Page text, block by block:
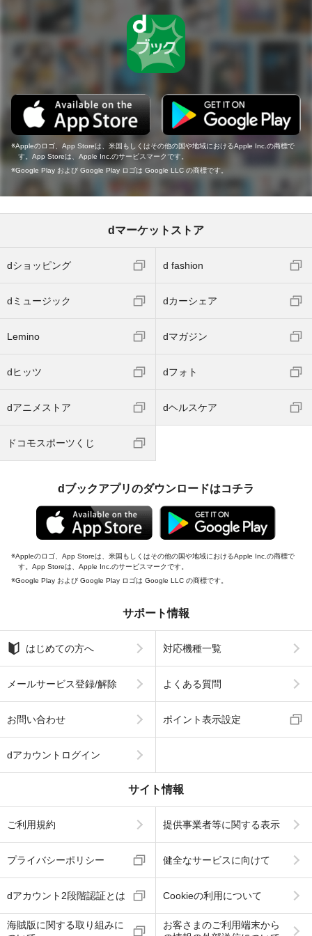
Appleのロゴ、App Storeは、米国もしくはその他の国や地域におけるApple Inc.の商標で
す。App Storeは、Apple Inc.のサービスマークです。
Google Play および Google Play ロゴは Google LLC の商標です。
dマーケットストア
dショッピング d fashion
dミュージック dカーシェア
Lemino dマガジン
dヒッツ dフォト
dアニメストア dヘルスケア
ドコモスポーツくじ
dブックアプリのダウンロードはコチラ
Appleのロゴ、App Storeは、米国もしくはその他の国や地域におけるApple Inc.の商標で
す。App Storeは、Apple Inc.のサービスマークです。
Google Play および Google Play ロゴは Google LLC の商標です。
サポート情報
はじめての方へ 対応機種一覧
メールサービス登録/解除 よくある質問
お問い合わせ ポイント表示設定
dアカウントログイン
サイト情報
ご利用規約 提供事業者等に関する表示
プライバシーポリシー 健全なサービスに向けて
dアカウント2段階認証とは Cookieの利用について
海賊版に関する取り組みに
お客さまのご利用端末から